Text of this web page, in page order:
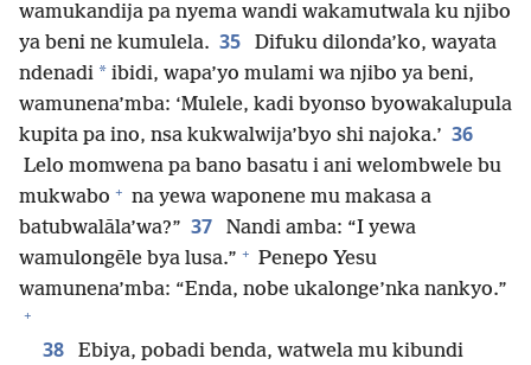
wamukandija pa nyema wandi wakamutwala ku njibo
ya beni ne kumulela. 35
Difuku dilonda’ko, wayata
ndenadi * ibidi, wapa’yo mulami wa njibo ya beni,
wamunena’mba: ‘Mulele, kadi byonso byowakalupula
kupita pa ino, nsa kukwalwija’byo shi najoka.’ 36
Lelo momwena pa bano basatu i ani welombwele bu
mukwabo + na yewa waponene mu makasa a
batubwalāla’wa?” 37
Nandi amba: “I yewa
wamulongēle bya lusa.” + Penepo Yesu
wamunena’mba: “Enda, nobe ukalonge’nka nankyo.”
+
38
Ebiya, pobadi benda, watwela mu kibundi